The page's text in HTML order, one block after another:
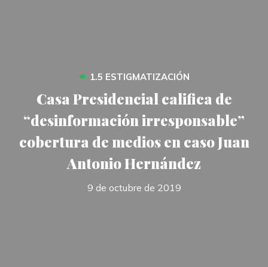
• 1.5 ESTIGMATIZACIÓN
Casa Presidencial califica de
“desinformación irresponsable”
cobertura de medios en caso Juan
Antonio Hernández
9 de octubre de 2019